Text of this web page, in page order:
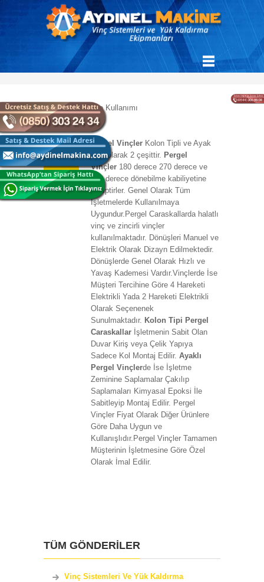
21.01.2020
Pergel Vinçler Kolon Tipli ve Ayak
Tipli olarak 2 çeşittir. Pergel
Vinçler 180 derece 270 derece ve
360 derece dönebilme kabiliyetine
sahiptirler. Genel Olarak Tüm
İşletmelerde Kullanılmaya
Uygundur.Pergel Caraskallarda halatlı
vinç ve zincirli vinçler
kullanılmaktadır. Dönüşleri Manuel ve
Elektrik Olarak Dizayn Edilmektedir.
Dönüşlerde Genel Olarak Hızlı ve
Yavaş Kademesi Vardır.Vinçlerde İse
Müşteri Tercihine Göre 4 Hareketi
Elektrikli Yada 2 Hareketi Elektrikli
Olarak Seçenenek
Sunulmaktadır. Kolon Tipi Pergel
Caraskallar İşletmenin Sabit Olan
Duvar Kiriş veya Çelik Yapıya
Sadece Kol Montaj Edilir. Ayaklı
Pergel Vinçlerde İse İşletme
Zeminine Saplamalar Çakılıp
Saplamaları Kimyasal Epoksi İle
Sabitleyip Montaj Edilir. Pergel
Vinçler Fiyat Olarak Diğer Ürünlere
Göre Daha Uygun ve
Kullanışlıdır.Pergel Vinçler Tamamen
Müşterinin İşletmesine Göre Özel
Olarak İmal Edilir.
TÜM GÖNDERİLER
Vinç Sistemleri Ve Yük Kaldırma